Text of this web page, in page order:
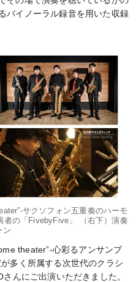
バイノーラル録音を用いた収録
サクソフォン五重奏のハーモ
者の「FivebyFive」 （右下）演奏
ン
theater”-心彩るアンサンブ
多く所属する次世代のクラシ
んにご出演いただきました。